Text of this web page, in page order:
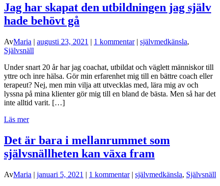
Jag har skapat den utbildningen jag själv
hade behövt gå
AvMaria | augusti 23, 2021 | 1 kommentar| självmedkänsla,
Självsnäll
Under snart 20 år har jag coachat, utbildat och väglett människor till
yttre och inre hälsa. Gör min erfarenhet mig till en bättre coach eller
terapeut? Nej, men min vilja att utvecklas med, lära mig av och
lyssna på mina klienter gör mig till en bland de bästa. Men så har det
inte alltid varit. […]
Läs mer
Det är bara i mellanrummet som
självsnällheten kan växa fram
AvMaria | januari 5, 2021 | 1 kommentar| självmedkänsla, Självsnäll